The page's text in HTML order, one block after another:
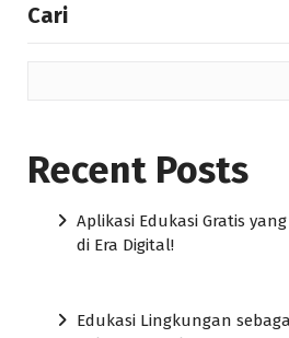
Cari
Recent Posts
Aplikasi Edukasi Gratis
di Era Digital!
Edukasi Lingkungan